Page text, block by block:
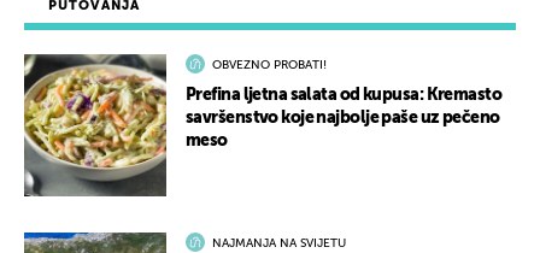
PUTOVANJA
OBVEZNO PROBATI!
Prefina ljetna salata od kupusa: Kremasto
savršenstvo koje najbolje paše uz pečeno
meso
NAJMANJA NA SVIJETU